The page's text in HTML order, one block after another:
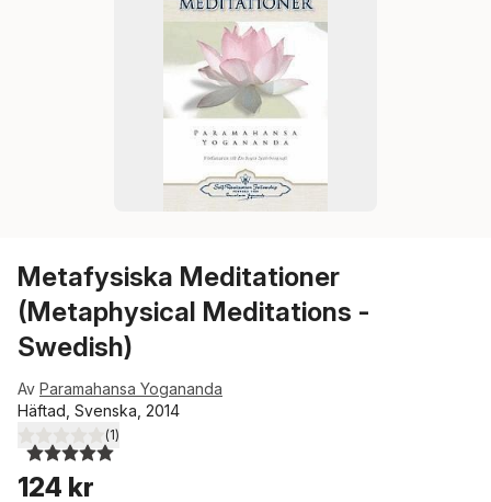
Metafysiska Meditationer
(Metaphysical Meditations -
Swedish)
Av Paramahansa Yogananda
Häftad, Svenska, 2014
5,0utav 5 stjärnor. Totalt antal röster:
(1)
124 kr